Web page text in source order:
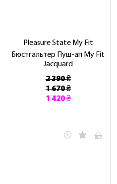
Pleasure State My Fit
Бюстгальтер Пуш-ап My Fit
Jacquard
2 390 ₴
1 670 ₴
1 420 ₴